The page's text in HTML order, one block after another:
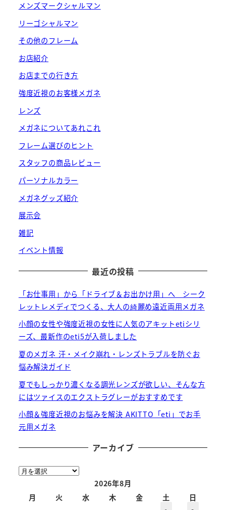
メンズマークシャルマン
リーゴシャルマン
その他のフレーム
お店紹介
お店までの行き方
強度近視のお客様メガネ
レンズ
メガネについてあれこれ
フレーム選びのヒント
スタッフの商品レビュー
パーソナルカラー
メガネグッズ紹介
展示会
雑記
イベント情報
最近の投稿
「お仕事用」から「ドライブ＆お出かけ用」へ シーク
レットレメディでつくる、大人の綺麗め遠近両用メガネ
小顔の女性や強度近視の女性に人気のアキットetiシリ
ーズ、最新作のeti5が入荷しました
夏のメガネ 汗・メイク崩れ・レンズトラブルを防ぐお
悩み解決ガイド
夏でもしっかり濃くなる調光レンズが欲しい、そんな方
にはツァイスのエクストラグレーがおすすめです
小顔＆強度近視のお悩みを解決 AKITTO「eti」でお手
元用メガネ
アーカイブ
ア
2026年8月
月
火 水 木 金 土
日